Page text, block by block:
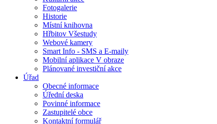
Fotogalerie
Historie
Místní knihovna
Hřbitov Všestudy
Webové kamery
Smart Info - SMS a E-maily
Mobilní aplikace V obraze
Plánované investiční akce
Úřad
Obecné informace
Úřední deska
Povinné informace
Zastupitelé obce
Kontaktní formulář